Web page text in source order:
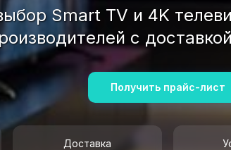
Smart TV и 4K
с
Получить прайс-лист
Доставка